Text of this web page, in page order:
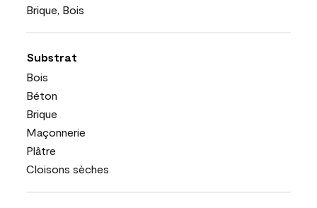
Brique, Bois
Substrat
Bois
Béton
Brique
Maçonnerie
Plâtre
Cloisons sèches